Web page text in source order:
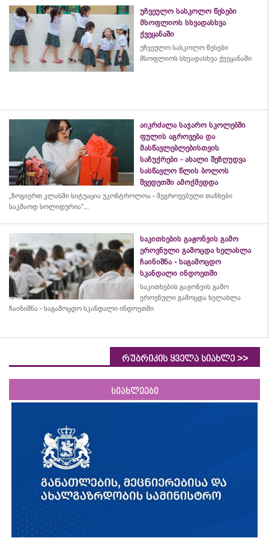
უჩვეულო სასკოლო წესები
მსოფლიოს სხვადასხვა
ქვეყანაში
უჩვეულო სასკოლო წესები
მსოფლიოს სხვადასხვა ქვეყანაში
აიკრძალა საჯარო სკოლებში
ფულის აგროვება და
მასწავლებლებისთვის
საჩუქრები - ახალი შეზღუდვა
სასწავლო წლის ბოლოს
შვედეთში ამოქმედდა
„ზოგიერთ კლასში სიტუაცია უკონტროლოა - შეგროვებული თანხები
საკმაოდ სოლიდურია“...
საკითხების გაჟონვის გამო
ეროვნული გამოცდა ხელახლა
ჩაინიშნა - საგამოცდო
სკანდალი ინდოეთში
საკითხების გაჟონვის გამო
ეროვნული გამოცდა ხელახლა
ჩაინიშნა - საგამოცდო სკანდალი ინდოეთში
რუბრიკის ყველა სიახლე >>
სიახლეები